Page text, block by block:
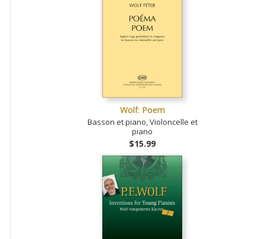
Wolf: Poem
Basson et piano, Violoncelle et
piano
$15.99